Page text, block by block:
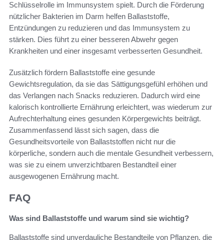
Schlüsselrolle im Immunsystem spielt. Durch die Förderung
nützlicher Bakterien im Darm helfen Ballaststoffe,
Entzündungen zu reduzieren und das Immunsystem zu
stärken. Dies führt zu einer besseren Abwehr gegen
Krankheiten und einer insgesamt verbesserten Gesundheit.
Zusätzlich fördern Ballaststoffe eine gesunde
Gewichtsregulation, da sie das Sättigungsgefühl erhöhen und
das Verlangen nach Snacks reduzieren. Dadurch wird eine
kalorisch kontrollierte Ernährung erleichtert, was wiederum zur
Aufrechterhaltung eines gesunden Körpergewichts beiträgt.
Zusammenfassend lässt sich sagen, dass die
Gesundheitsvorteile von Ballaststoffen nicht nur die
körperliche, sondern auch die mentale Gesundheit verbessern,
was sie zu einem unverzichtbaren Bestandteil einer
ausgewogenen Ernährung macht.
FAQ
Was sind Ballaststoffe und warum sind sie wichtig?
Ballaststoffe sind unverdauliche Bestandteile von Pflanzen, die